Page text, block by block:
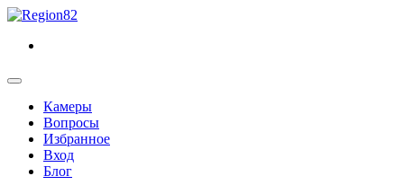
Камеры
Вопросы
Избранное
Вход
Блог